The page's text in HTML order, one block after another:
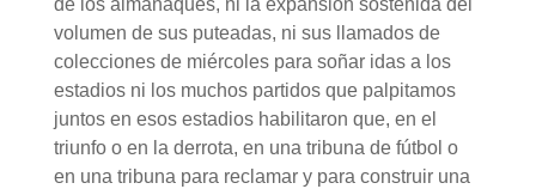
de los almanaques, ni la expansión sostenida del
volumen de sus puteadas, ni sus llamados de
colecciones de miércoles para soñar idas a los
estadios ni los muchos partidos que palpitamos
juntos en esos estadios habilitaron que, en el
triunfo o en la derrota, en una tribuna de fútbol o
en una tribuna para reclamar y para construir una